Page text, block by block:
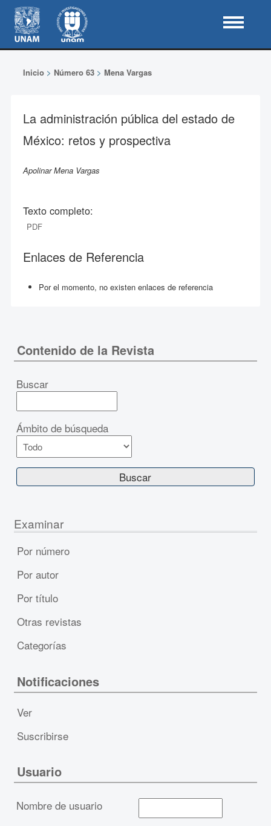
Inicio> Número 63> Mena Vargas
La administración pública del estado de
México: retos y prospectiva
Apolinar Mena Vargas
Texto completo:
PDF
Enlaces de Referencia
Por el momento, no existen enlaces de referencia
Contenido de la Revista
Buscar
Ámbito de búsqueda
Examinar
Por número
Por autor
Por título
Otras revistas
Categorías
Notificaciones
Ver
Suscribirse
Usuario
Nombre de usuario